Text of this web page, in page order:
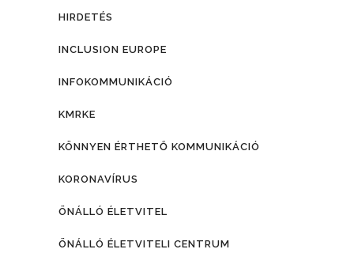
HIRDETÉS
INCLUSION EUROPE
INFOKOMMUNIKÁCIÓ
KMRKE
KÖNNYEN ÉRTHETŐ KOMMUNIKÁCIÓ
KORONAVÍRUS
ÖNÁLLÓ ÉLETVITEL
ÖNÁLLÓ ÉLETVITELI CENTRUM